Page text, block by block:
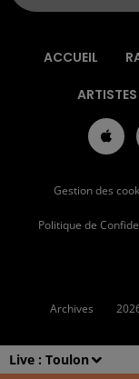
Live : Toulon
ACCUEIL
Gestion des
Politique de
Archives